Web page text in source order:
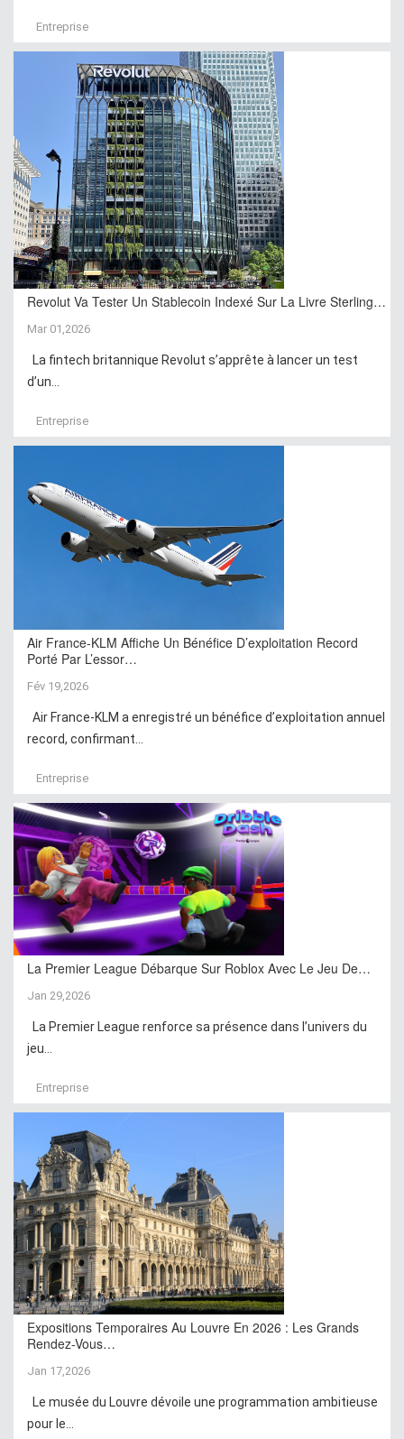
Entreprise
Revolut Va Tester Un Stablecoin Indexé Sur La Livre Sterling…
Mar 01,2026
La fintech britannique Revolut s’apprête à lancer un test
d’un...
Entreprise
Air France-KLM Affiche Un Bénéfice D’exploitation Record
Porté Par L’essor…
Fév 19,2026
Air France-KLM a enregistré un bénéfice d’exploitation annuel
record, confirmant...
Entreprise
La Premier League Débarque Sur Roblox Avec Le Jeu De…
Jan 29,2026
La Premier League renforce sa présence dans l’univers du
jeu...
Entreprise
Expositions Temporaires Au Louvre En 2026 : Les Grands
Rendez-Vous…
Jan 17,2026
Le musée du Louvre dévoile une programmation ambitieuse
pour le...